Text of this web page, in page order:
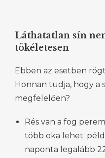
Láthatatlan sín
tökéletesen
Ebben az esetben
Honnan tudja, hogy a
megfelelően?
Rés van a fog
több oka lehet:
naponta legalább